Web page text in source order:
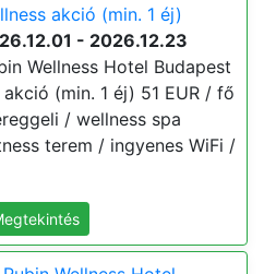
akció (min. 1 éj)
- 2026.12.23
Wellness Hotel Budapest
(min. 1 éj) 51 EUR / fő
/ wellness spa
terem / ingyenes WiFi /